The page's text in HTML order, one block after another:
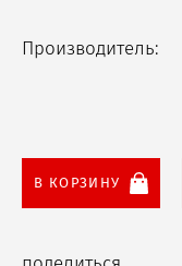
Производитель:
В КОРЗИНУ